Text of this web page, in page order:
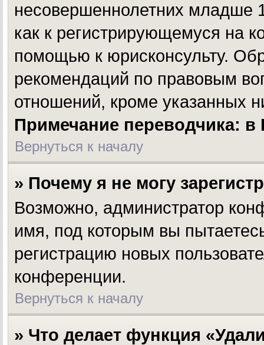
несовершеннолетних младше
как к регистрирующемуся на
помощью к юрисконсульту.
рекомендаций по правовым
отношений, кроме указанных
Примечание переводчика:
Вернуться к началу
» Почему я не могу
Возможно, администратор
имя, под которым вы
регистрацию новых
конференции.
Вернуться к началу
» Что делает функция